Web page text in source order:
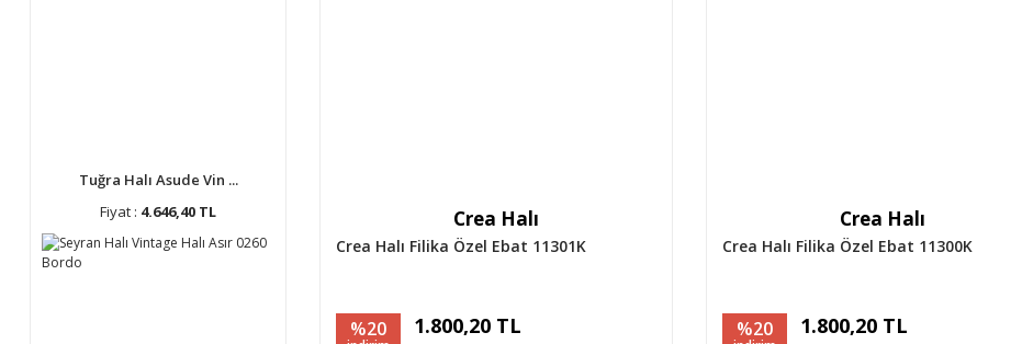
Tuğra Halı Asude Vin ...
Fiyat : 4.646,40 TL Crea Halı
Crea Halı Filika Özel Ebat 11301K
%20 1.800,20 TL
Crea Halı
Crea Halı Filika Özel Ebat 11300K
%20 1.800,20 TL